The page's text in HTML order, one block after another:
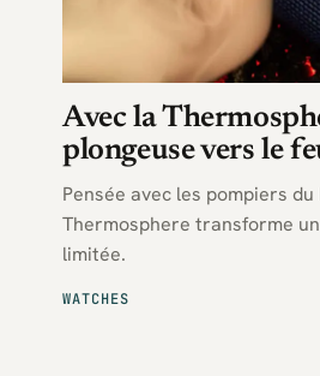
WATCHES
Avec la
plongeuse vers le
Pensée avec les pompiers
Thermosphere transforme
limitée.